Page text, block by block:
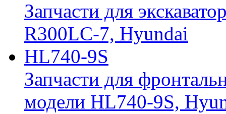
Запчасти для
R300LC-7, Hyundai
HL740-9S
Запчасти для
модели HL740-9S,